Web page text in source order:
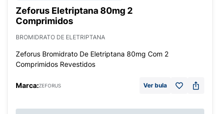
Zeforus Eletriptana 80mg 2
Comprimidos
BROMIDRATO DE ELETRIPTANA
Zeforus Bromidrato De Eletriptana 80mg Com 2
Comprimidos Revestidos
Marca:ZEFORUS Ver bula